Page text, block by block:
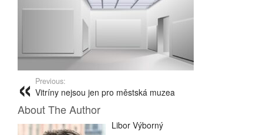
Previous:
Vitríny nejsou jen pro městská muzea
About The Author
Libor Výborný